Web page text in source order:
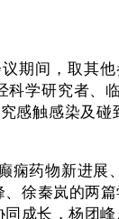
期间，取其
学研究者
触感染及
物新进展
秦岚的两
成长，杨团